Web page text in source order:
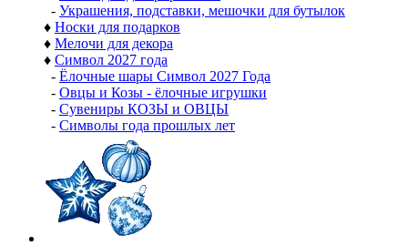
- Украшения, подставки, мешочки для бутылок
♦ Носки для подарков
♦ Мелочи для декора
♦ Символ 2027 года
- Ёлочные шары Символ 2027 Года
- Овцы и Козы - ёлочные игрушки
- Сувениры КОЗЫ и ОВЦЫ
- Символы года прошлых лет